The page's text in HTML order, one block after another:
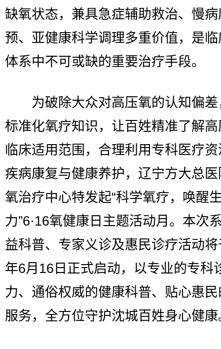
缺氧状态，兼具急症辅助救治、慢
预、亚健康科学调理多重价值，是
体系中不可或缺的重要治疗手段。
为破除大众对高压氧的认知偏差
标准化氧疗知识，让百姓精准了解
临床适用范围，合理利用专科医疗
疾病康复与健康养护，辽宁方大总
氧治疗中心特发起“科学氧疗，唤醒
力”6·16氧健康日主题活动月。本次
益科普、专家义诊及惠民诊疗活动
年6月16日正式启动，以专业的专科
力、通俗权威的健康科普、贴心惠
服务，全方位守护沈城百姓身心健康